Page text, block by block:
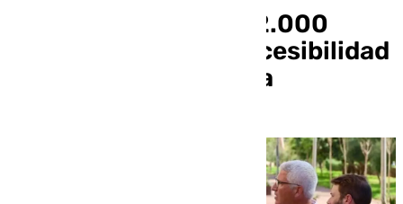
La Junta destina 462.000
euros a mejorar la accesibilidad
en Huércal de Almería